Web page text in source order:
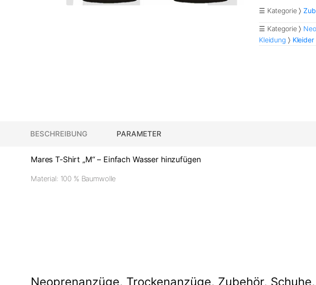
☰ Kategorie
☰ Kategorie
Kleidung
Kleider
BESCHREIBUNG PARAMETER
Mares T-Shirt „M“ – Einfach Wasser hinzufügen
Material: 100 % Baumwolle
Neoprenanzüge, Trockenanzüge, Zubehör,